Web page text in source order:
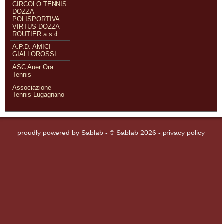
CIRCOLO TENNIS
DOZZA -
POLISPORTIVA
VIRTUS DOZZA
ROUTIER a.s.d.
A.P.D. AMICI
GIALLOROSSI
ASC Auer Ora
Tennis
Associazione
Tennis Lugagnano
proudly powered by Sablab - © Sablab 2026 - privacy policy